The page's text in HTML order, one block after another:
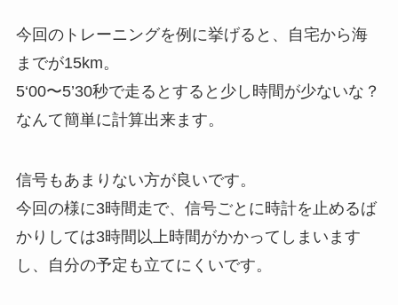
今回のトレーニングを例に挙げると、自宅から海
までが15km。
5‘00〜5’30秒で走るとすると少し時間が少ないな？
なんて簡単に計算出来ます。
信号もあまりない方が良いです。
今回の様に3時間走で、信号ごとに時計を止めるば
かりしては3時間以上時間がかかってしまいます
し、自分の予定も立てにくいです。